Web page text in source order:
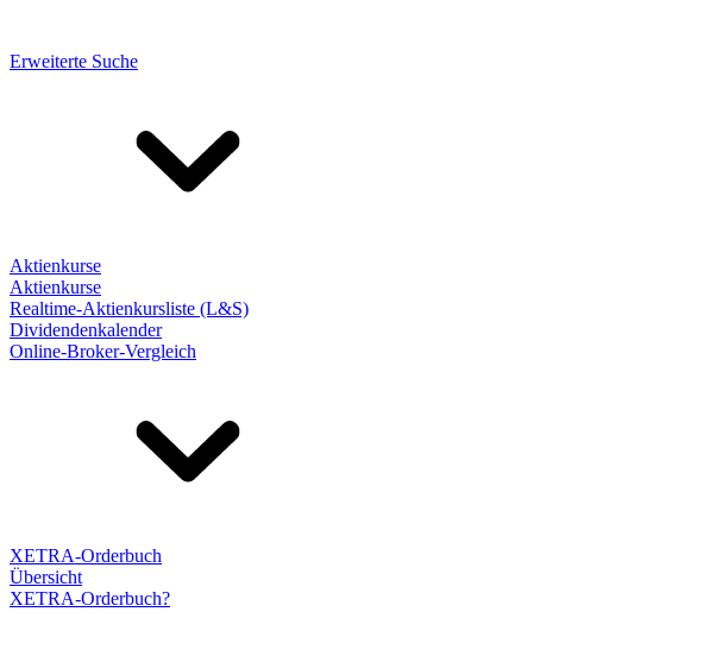
Erweiterte Suche
Aktienkurse
Aktienkurse
Realtime-Aktienkursliste (L&S)
Dividendenkalender
Online-Broker-Vergleich
XETRA-Orderbuch
Übersicht
XETRA-Orderbuch?